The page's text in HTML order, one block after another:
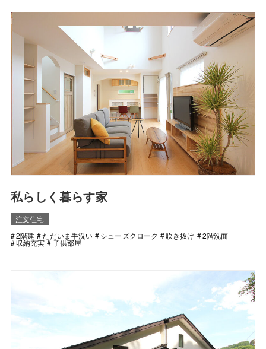
私らしく暮らす家
注文住宅
2階建
ただいま手洗い シューズクローク 吹き抜け 2階洗面
収納充実 子供部屋